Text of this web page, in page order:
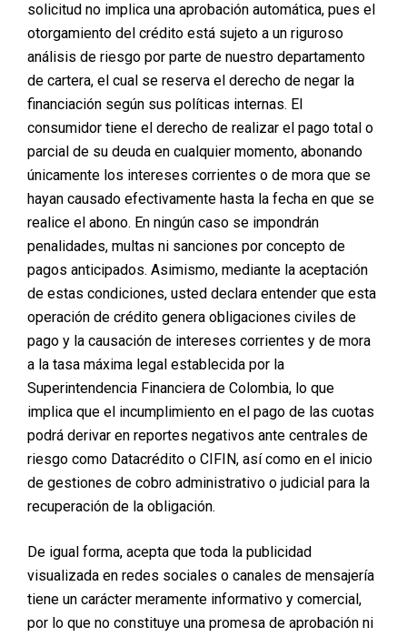
Yaneth, al igual que muchas mujeres, experimentó
cambios corporales significativos tras el embarazo.
Aunque mantuvo una rutina de ejercicio y una
alimentación saludable, se encontró con una realidad
frustrante: los músculos de su abdomen habían
quedado separados, lo que hacía imposible tener un
abdomen firme a pesar de sus esfuerzos. Esta
condición, conocida comodiastasis de los músculos
rectos abdominales, es común en mujeres que han
dado a luz, y la solución definitiva es la
abdominoplastia. Durante este procedimiento, los
músculos del abdomen se vuelven a unir, restaurando
su fuerza y tonificación, lo que resulta en un abdomen
plano y firme.
Sin embargo, Yaneth no se detuvo allí. Aprovechó esta
oportunidad para realizarse también una transferencia
glútea, complementando su transformación corporal.
Este procedimiento le permitió mejorar la proyección y
forma de sus glúteos, logrando un contorno corporal
más armónico.
solicitud no implica una aprobación automática, pues el
otorgamiento del crédito está sujeto a un riguroso
análisis de riesgo por parte de nuestro departamento
de cartera, el cual se reserva el derecho de negar la
financiación según sus políticas internas. El
consumidor tiene el derecho de realizar el pago total o
parcial de su deuda en cualquier momento, abonando
únicamente los intereses corrientes o de mora que se
hayan causado efectivamente hasta la fecha en que se
realice el abono. En ningún caso se impondrán
penalidades, multas ni sanciones por concepto de
pagos anticipados. Asimismo, mediante la aceptación
de estas condiciones, usted declara entender que esta
operación de crédito genera obligaciones civiles de
pago y la causación de intereses corrientes y de mora
a la tasa máxima legal establecida por la
Superintendencia Financiera de Colombia, lo que
implica que el incumplimiento en el pago de las cuotas
podrá derivar en reportes negativos ante centrales de
riesgo como Datacrédito o CIFIN, así como en el inicio
de gestiones de cobro administrativo o judicial para la
recuperación de la obligación.
De igual forma, acepta que toda la publicidad
visualizada en redes sociales o canales de mensajería
tiene un carácter meramente informativo y comercial,
por lo que no constituye una promesa de aprobación ni